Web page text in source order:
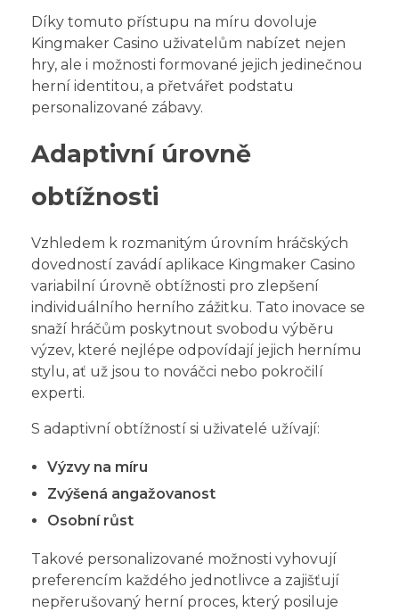
Díky tomuto přístupu na míru dovoluje
Kingmaker Casino uživatelům nabízet nejen
hry, ale i možnosti formované jejich jedinečnou
herní identitou, a přetvářet podstatu
personalizované zábavy.
Adaptivní úrovně
obtížnosti
Vzhledem k rozmanitým úrovním hráčských
dovedností zavádí aplikace Kingmaker Casino
variabilní úrovně obtížnosti pro zlepšení
individuálního herního zážitku. Tato inovace se
snaží hráčům poskytnout svobodu výběru
výzev, které nejlépe odpovídají jejich hernímu
stylu, ať už jsou to nováčci nebo pokročilí
experti.
S adaptivní obtížností si uživatelé užívají:
Výzvy na míru
Zvýšená angažovanost
Osobní růst
Takové personalizované možnosti vyhovují
preferencím každého jednotlivce a zajišťují
nepřerušovaný herní proces, který posiluje